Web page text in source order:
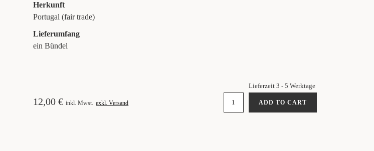
12,00€ inkl. Mwst. exkl. Versand
Lieferzeit 3 - 5 Werktage
RÄUCHERBÜNDEL
-
ADD TO CART
Herkunft
Portugal (fair trade)
Lieferumfang
ein Bündel